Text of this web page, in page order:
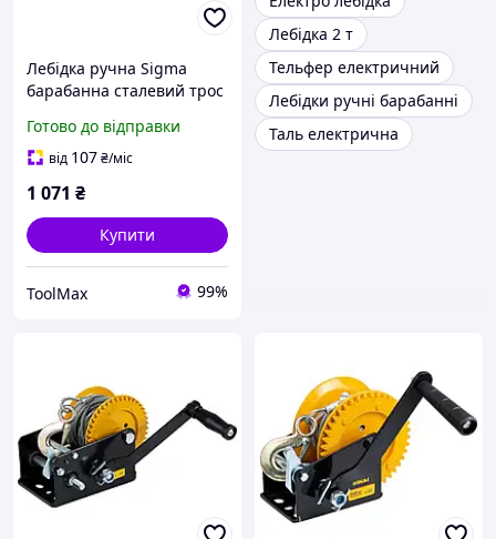
Лебідка ручна Sigma
барабанна сталевий трос
Готово до відправки
від 107₴/міс
1 071 ₴
Купити
ToolMax 99%
Лебідка 2 т
Тельфер електричний
Лебідки ручні барабанні
Таль електрична